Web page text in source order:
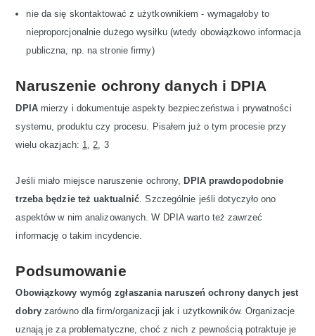
nie da się skontaktować z użytkownikiem - wymagałoby to
nieproporcjonalnie dużego wysiłku (wtedy obowiązkowo informacja
publiczna, np. na stronie firmy)
Naruszenie ochrony danych i DPIA
DPIAmierzy i dokumentuje aspekty bezpieczeństwa i prywatności
systemu, produktu czy procesu. Pisałem już o tym procesie przy
wielu okazjach: 1 2 , 3
Jeśli miało miejsce naruszenie ochrony,DPIA prawdopodobnie
trzeba będzie też uaktualnić . Szczególnie jeśli dotyczyło ono
aspektów w nim analizowanych. W DPIA warto też zawrzeć
informację o takim incydencie.
Podsumowanie
Obowiązkowy wymóg zgłaszania naruszeń ochrony danych jest
dobryzarówno dla firm/organizacji jak i użytkowników. Organizacje
uznają je za problematyczne, choć z nich z pewnością potraktuje je